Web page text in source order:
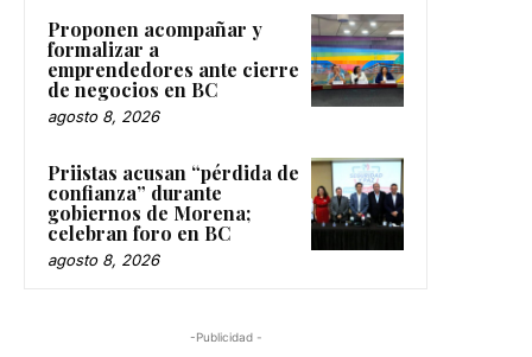
Proponen acompañar y
formalizar a
emprendedores ante cierre
de negocios en BC
agosto 8, 2026
Priistas acusan “pérdida de
confianza” durante
gobiernos de Morena;
celebran foro en BC
agosto 8, 2026
-Publicidad -